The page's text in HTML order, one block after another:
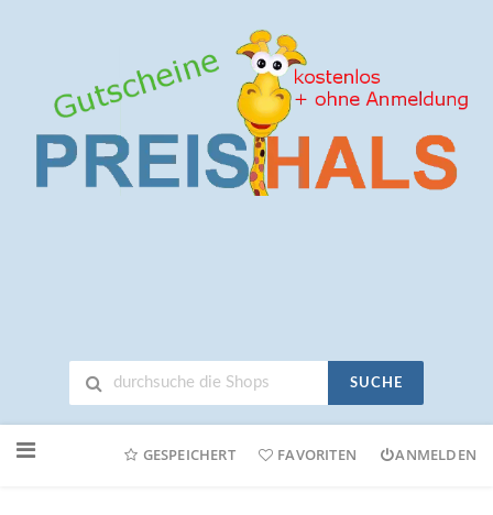
SUCHE
Online-
GESPEICHERT FAVORITEN ANMELDEN